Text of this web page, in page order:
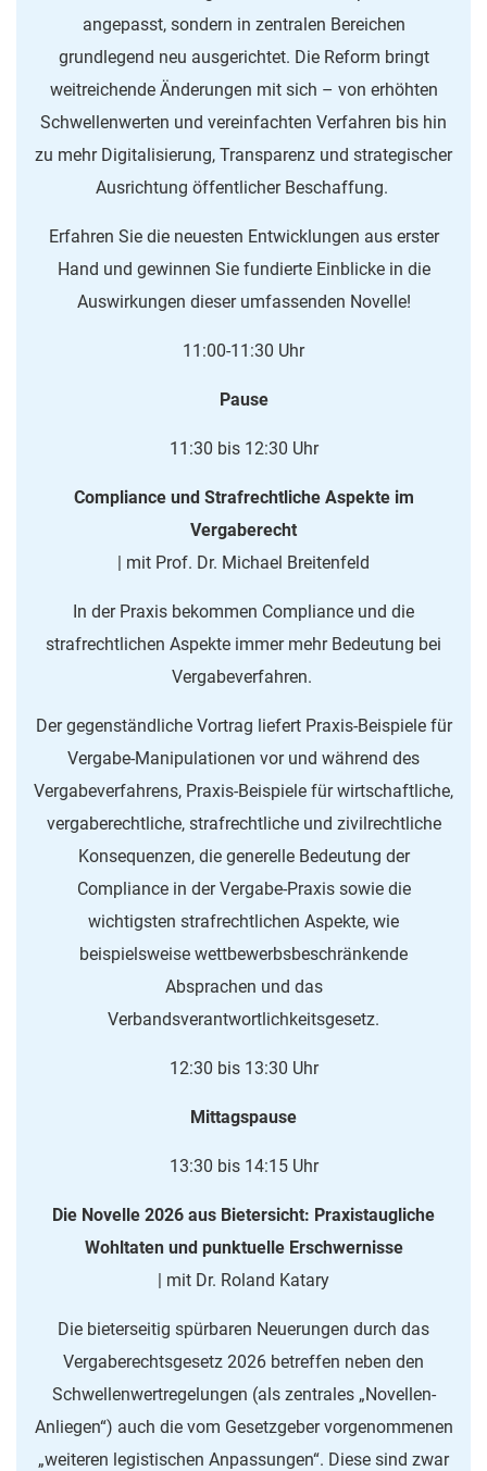
angepasst, sondern in zentralen Bereichen
grundlegend neu ausgerichtet. Die Reform bringt
weitreichende Änderungen mit sich – von erhöhten
Schwellenwerten und vereinfachten Verfahren bis hin
zu mehr Digitalisierung, Transparenz und strategischer
Ausrichtung öffentlicher Beschaffung.
Erfahren Sie die neuesten Entwicklungen aus erster
Hand und gewinnen Sie fundierte Einblicke in die
Auswirkungen dieser umfassenden Novelle!
11:00-11:30 Uhr
Pause
11:30 bis 12:30 Uhr
Compliance und Strafrechtliche Aspekte im
Vergaberecht
| mit Prof. Dr. Michael Breitenfeld
In der Praxis bekommen Compliance und die
strafrechtlichen Aspekte immer mehr Bedeutung bei
Vergabeverfahren.
Der gegenständliche Vortrag liefert Praxis-Beispiele für
Vergabe-Manipulationen vor und während des
Vergabeverfahrens, Praxis-Beispiele für wirtschaftliche,
vergaberechtliche, strafrechtliche und zivilrechtliche
Konsequenzen, die generelle Bedeutung der
Compliance in der Vergabe-Praxis sowie die
wichtigsten strafrechtlichen Aspekte, wie
beispielsweise wettbewerbsbeschränkende
Absprachen und das
Verbandsverantwortlichkeitsgesetz.
12:30 bis 13:30 Uhr
Mittagspause
13:30 bis 14:15 Uhr
Die Novelle 2026 aus Bietersicht: Praxistaugliche
Wohltaten und punktuelle Erschwernisse
| mit Dr. Roland Katary
Die bieterseitig spürbaren Neuerungen durch das
Vergaberechtsgesetz 2026 betreffen neben den
Schwellenwertregelungen (als zentrales „Novellen-
Anliegen“) auch die vom Gesetzgeber vorgenommenen
„weiteren legistischen Anpassungen“. Diese sind zwar